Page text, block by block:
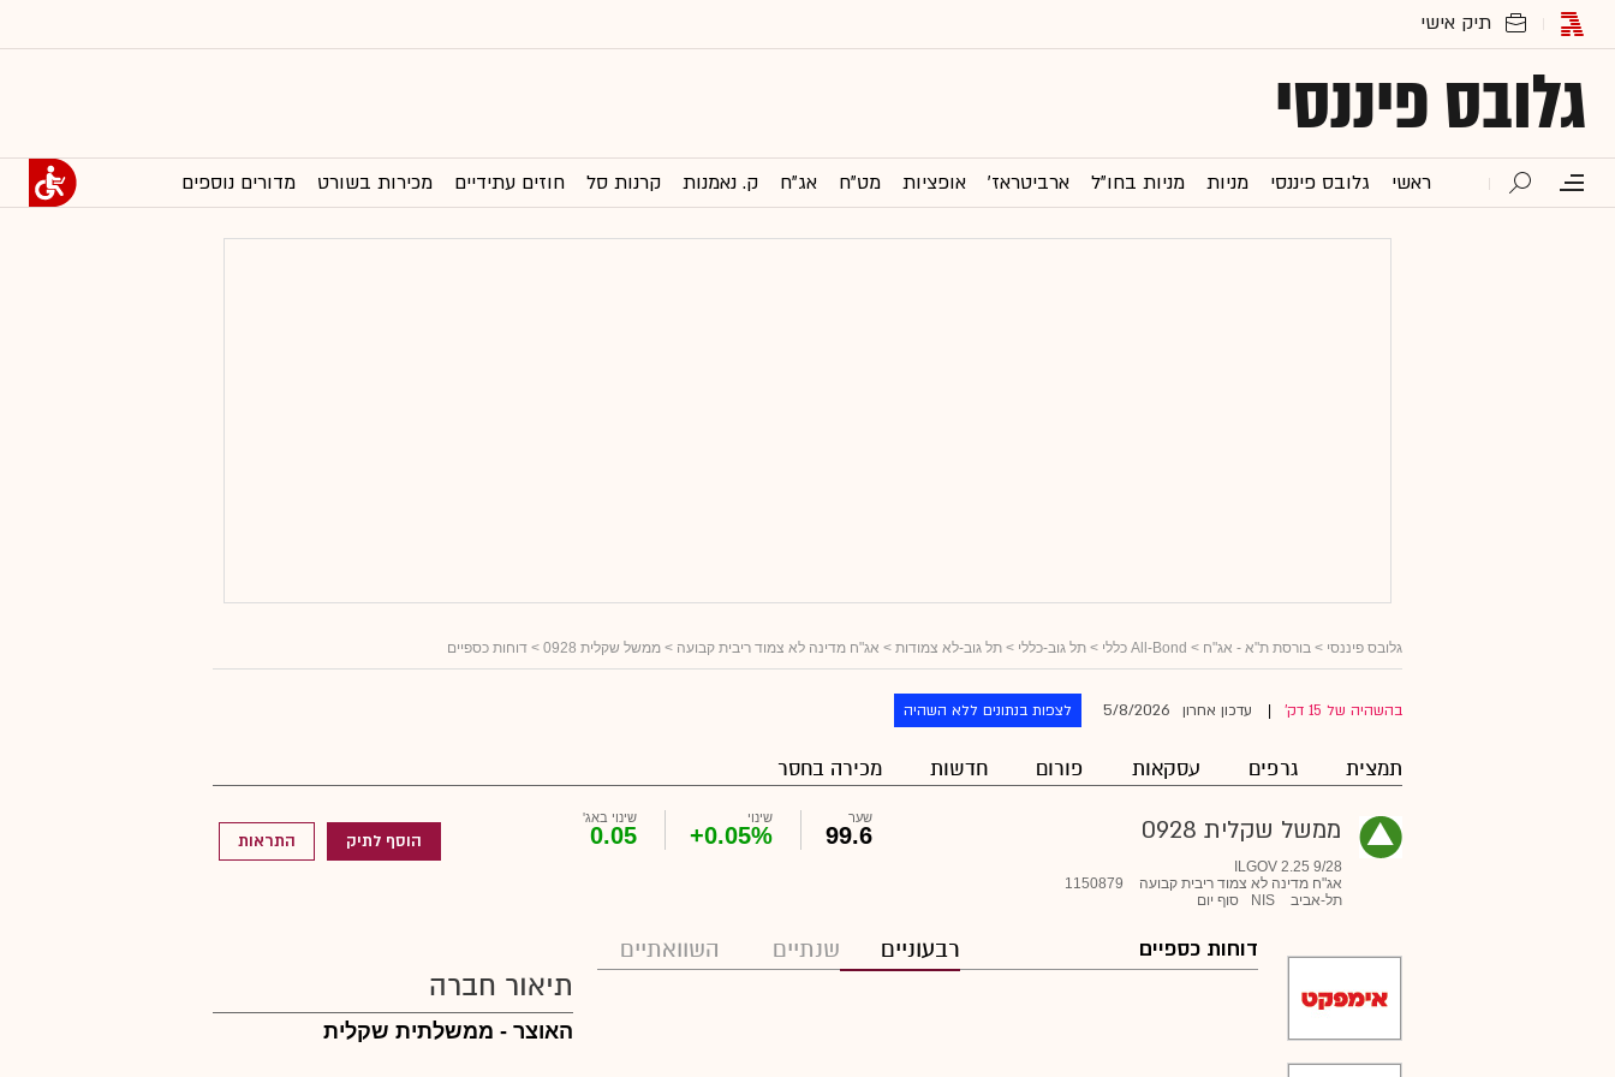
גלובס פיננסי
ראשי גלובס פיננסי מניות מניות בחו"ל ארביטראז' אופציות מט"ח אג"ח ק. נאמנות קרנות סל חוזים עתידיים מכירות בשורט מדורים נוספים
גלובס פיננסי > בורסת ת"א - אג"ח > All-Bond כללי > תל גוב-כללי > תל גוב-לא צמודות > אג"ח מדינה לא צמוד ריבית קבועה > ממשל שקלית 0928 > דוחות כספיים
בהשהיה של 15 דק' עדכון אחרון 5/8/2026 לצפות בנתונים ללא השהיה
תמצית גרפים עסקאות פורום חדשות מכירה בחסר
ממשל שקלית 0928
ILGOV 2.25 9/28
אג"ח מדינה לא צמוד ריבית קבועה
1150879
תל-אביב
NIS סוף יום
שער
99.6
שינוי
+0.05%
שינוי באג'
0.05 הוסף לתיק התראות
דוחות כספיים רבעוניים שנתיים השוואתיים
תיאור חברה
האוצר - ממשלתית שקלית